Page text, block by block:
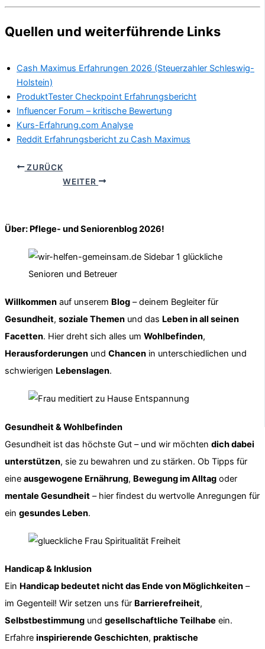
Quellen und weiterführende Links
Cash Maximus Erfahrungen 2026 (Steuerzahler Schleswig-
Holstein)
ProduktTester Checkpoint Erfahrungsbericht
Influencer Forum – kritische Bewertung
Kurs-Erfahrung.com Analyse
Reddit Erfahrungsbericht zu Cash Maximus
ZURÜCK
WEITER
Über: Pflege- und Seniorenblog 2026!
Willkommen auf unserem Blog – deinem Begleiter für
Gesundheit, soziale Themen und das Leben in all seinen
Facetten. Hier dreht sich alles um Wohlbefinden,
Herausforderungen und Chancen in unterschiedlichen und
schwierigen Lebenslagen.
Gesundheit & Wohlbefinden
Gesundheit ist das höchste Gut – und wir möchten dich dabei
unterstützen, sie zu bewahren und zu stärken. Ob Tipps für
eine ausgewogene Ernährung, Bewegung im Alltag oder
mentale Gesundheit – hier findest du wertvolle Anregungen für
ein gesundes Leben.
Handicap & Inklusion
Ein Handicap bedeutet nicht das Ende von Möglichkeiten –
im Gegenteil! Wir setzen uns für Barrierefreiheit,
Selbstbestimmung und gesellschaftliche Teilhabe ein.
Erfahre inspirierende Geschichten, praktische